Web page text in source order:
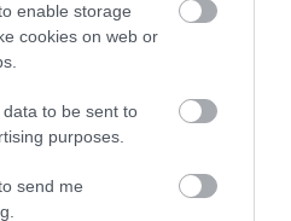
enable storage
cookies on web or
to be sent to
purposes.
send me
H. Szabó sándor
hírekről, kövessen
Google Hírek oldalán!